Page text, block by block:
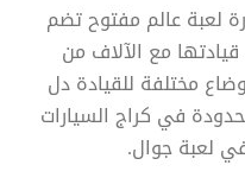
لعبة عالم مفتوح تضم
قيادتها مع الآلاف من
مختلفة للقيادة دل
في كراج السيارات
في لعبة جوال.